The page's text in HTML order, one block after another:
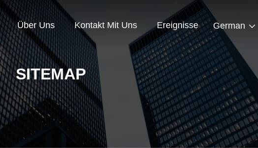
Über Uns Kontakt Mit Uns Ereignisse German
SITEMAP